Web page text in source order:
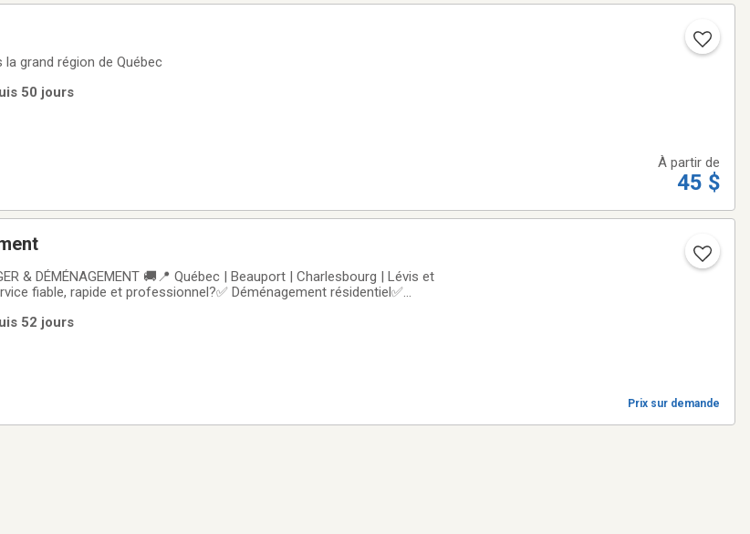
grand région de Québec
50 jours
À partir de
45 $
& DÉMÉNAGEMENT 🚚📍 Québec | Beauport | Charlesbourg | Lévis et
fiable, rapide et professionnel?✅ Déménagement résidentiel✅
Camion cube 20
52 jours
Prix sur demande